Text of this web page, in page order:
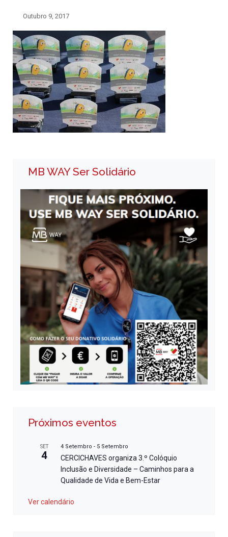
Outubro 9, 2017
MB WAY Ser Solidário
Próximos eventos
SET
4
4 Setembro - 5 Setembro
CERCICHAVES organiza 3.º Colóquio
Inclusão e Diversidade – Caminhos para a
Qualidade de Vida e Bem-Estar
Ver calendário